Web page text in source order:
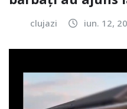
clujazi iun. 12,